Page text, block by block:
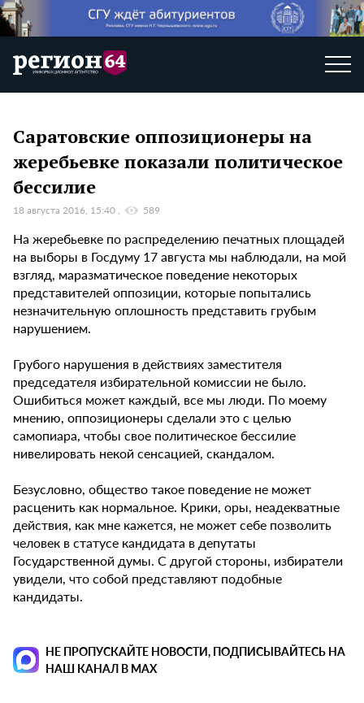
Саратовские оппозиционеры на
жеребьевке показали политическое
бессилие
18 августа 2016, 15:40 589
На жеребьевке по распределению печатных площадей
на выборы в Госдуму 17 августа мы наблюдали, на мой
взгляд, маразматическое поведение некоторых
представителей оппозиции, которые попытались
незначительную оплошность представить грубым
нарушением.
Грубого нарушения в действиях заместителя
председателя избирательной комиссии не было.
Ошибиться может каждый, все мы люди. По моему
мнению, оппозиционеры сделали это с целью
самопиара, чтобы свое политическое бессилие
нивелировать некой сенсацией, скандалом.
Безусловно, общество такое поведение не может
расценить как нормальное. Крики, оры, неадекватные
действия, как мне кажется, не может себе позволить
человек в статусе кандидата в депутаты
Государственной думы. С другой стороны, избиратели
увидели, что собой представляют подобные
кандидаты.
НЕ ПРОПУСКАЙТЕ НОВОСТИ, ПОДПИСЫВАЙТЕСЬ НА
НАШ КАНАЛ В MAX